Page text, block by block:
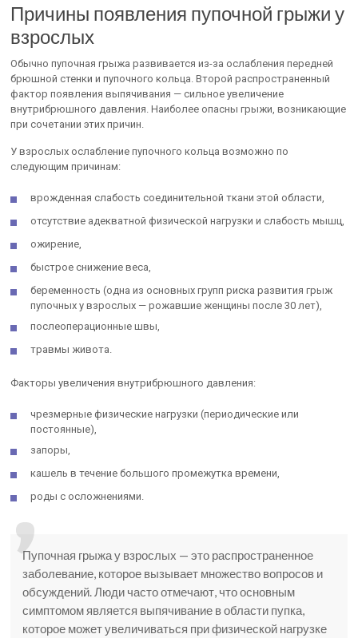
Причины появления пупочной грыжи у
взрослых
Обычно пупочная грыжа развивается из-за ослабления передней
брюшной стенки и пупочного кольца. Второй распространенный
фактор появления выпячивания — сильное увеличение
внутрибрюшного давления. Наиболее опасны грыжи, возникающие
при сочетании этих причин.
У взрослых ослабление пупочного кольца возможно по
следующим причинам:
врожденная слабость соединительной ткани этой области,
отсутствие адекватной физической нагрузки и слабость мышц,
ожирение,
быстрое снижение веса,
беременность (одна из основных групп риска развития грыж
пупочных у взрослых — рожавшие женщины после 30 лет),
послеоперационные швы,
травмы живота.
Факторы увеличения внутрибрюшного давления:
чрезмерные физические нагрузки (периодические или
постоянные),
запоры,
кашель в течение большого промежутка времени,
роды с осложнениями.
Пупочная грыжа у взрослых — это распространенное
заболевание, которое вызывает множество вопросов и
обсуждений. Люди часто отмечают, что основным
симптомом является выпячивание в области пупка,
которое может увеличиваться при физической нагрузке